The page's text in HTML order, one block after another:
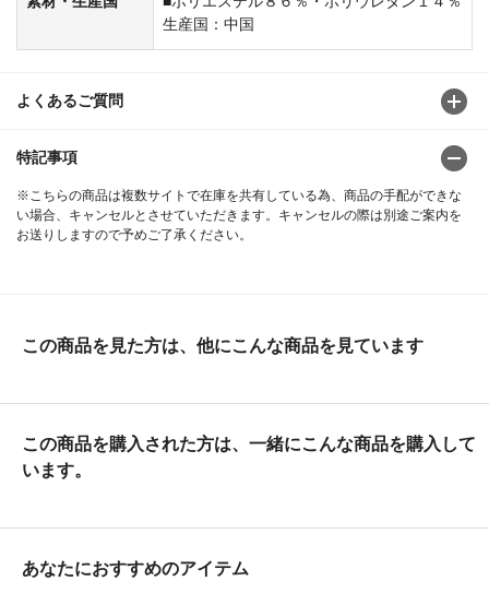
生産国：中国
よくあるご質問
特記事項
※こちらの商品は複数サイトで在庫を共有している為、商品の手配ができな
い場合、キャンセルとさせていただきます。キャンセルの際は別途ご案内を
お送りしますので予めご了承ください。
この商品を見た方は、他にこんな商品を見ています
この商品を購入された方は、一緒にこんな商品を購入して
います。
あなたにおすすめのアイテム